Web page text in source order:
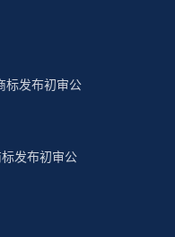
标发布初审公
发布初审公